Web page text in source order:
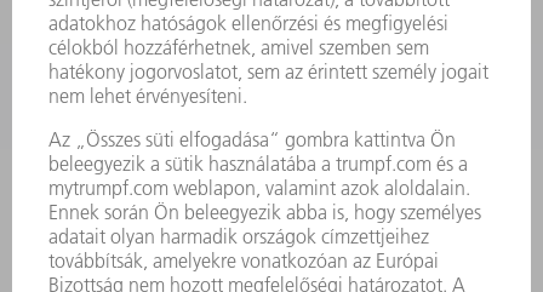
A VÁLLALAT
KARRIER
ÁLLÁSAJÁNLATOK
VÁLLALAT PROFIL
ÜGYVEZETÉS
ÜZLETI JELENTÉS
A VÁLLALAT ALAPELVEI
COMPLIANCE
BEJELENTŐ RENDSZER
BIZTONSÁG
SAJTÓKÖZLEMÉNYEK
MAGAZIN